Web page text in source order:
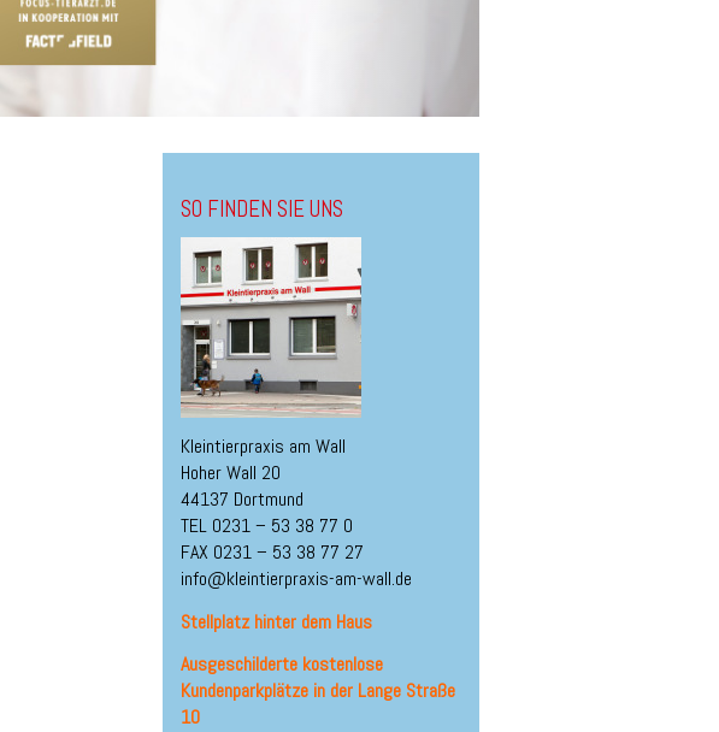
SO FINDEN SIE UNS
Kleintierpraxis am Wall
Hoher Wall 20
44137 Dortmund
TEL 0231 – 53 38 77 0
FAX 0231 – 53 38 77 27
info@kleintierpraxis-am-wall.de
Stellplatz hinter dem Haus
Ausgeschilderte kostenlose
Kundenparkplätze in der Lange Straße
10